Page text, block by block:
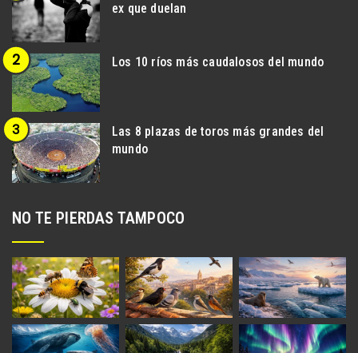
ex que duelan
Los 10 ríos más caudalosos del mundo
Las 8 plazas de toros más grandes del
mundo
NO TE PIERDAS TAMPOCO